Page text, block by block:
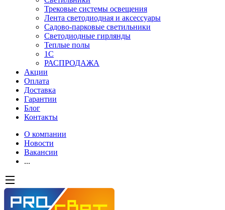
Трековые системы освещения
Лента светодиодная и аксессуары
Садово-парковые светильники
Светодиодные гирлянды
Теплые полы
1С
РАСПРОДАЖА
Акции
Оплата
Доставка
Гарантии
Блог
Контакты
О компании
Новости
Вакансии
...